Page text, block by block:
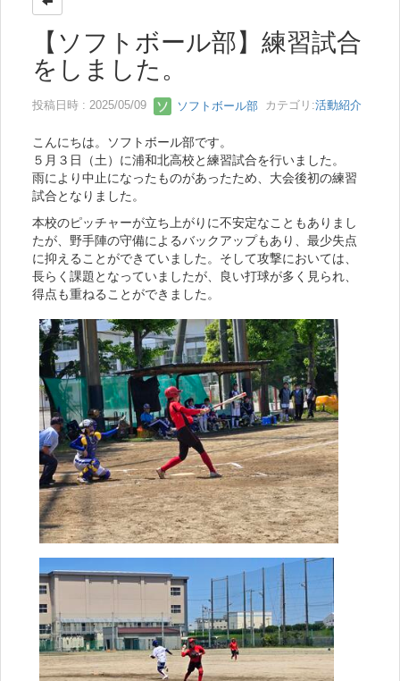
【ソフトボール部】練習試合
をしました。
投稿日時 : 2025/05/09 ソフトボール部 カテゴリ:活動紹介
こんにちは。ソフトボール部です。
５月３日（土）に浦和北高校と練習試合を行いました。
雨により中止になったものがあったため、大会後初の練習
試合となりました。
本校のピッチャーが立ち上がりに不安定なこともありまし
たが、野手陣の守備によるバックアップもあり、最少失点
に抑えることができていました。そして攻撃においては、
長らく課題となっていましたが、良い打球が多く見られ、
得点も重ねることができました。